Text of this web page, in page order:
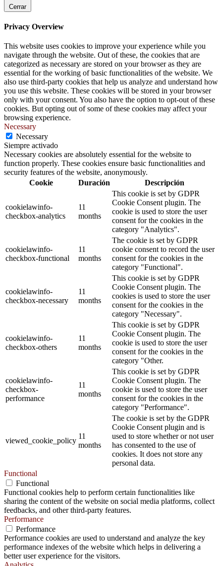
Cerrar
Privacy Overview
This website uses cookies to improve your experience while you
navigate through the website. Out of these, the cookies that are
categorized as necessary are stored on your browser as they are
essential for the working of basic functionalities of the website. We
also use third-party cookies that help us analyze and understand how
you use this website. These cookies will be stored in your browser
only with your consent. You also have the option to opt-out of these
cookies. But opting out of some of these cookies may affect your
browsing experience.
Necessary
Necessary
Siempre activado
Necessary cookies are absolutely essential for the website to
function properly. These cookies ensure basic functionalities and
security features of the website, anonymously.
Cookie
Duración Descripción
cookielawinfo-
checkbox-analytics
11
months
This cookie is set by GDPR
Cookie Consent plugin. The
cookie is used to store the user
consent for the cookies in the
category "Analytics".
cookielawinfo-
checkbox-functional
11
months
The cookie is set by GDPR
cookie consent to record the user
consent for the cookies in the
category "Functional".
cookielawinfo-
checkbox-necessary
11
months
This cookie is set by GDPR
Cookie Consent plugin. The
cookies is used to store the user
consent for the cookies in the
category "Necessary".
cookielawinfo-
checkbox-others
11
months
This cookie is set by GDPR
Cookie Consent plugin. The
cookie is used to store the user
consent for the cookies in the
category "Other.
cookielawinfo-
checkbox-
performance
11
months
This cookie is set by GDPR
Cookie Consent plugin. The
cookie is used to store the user
consent for the cookies in the
category "Performance".
viewed_cookie_policy
11
months
The cookie is set by the GDPR
Cookie Consent plugin and is
used to store whether or not user
has consented to the use of
cookies. It does not store any
personal data.
Functional
Functional
Functional cookies help to perform certain functionalities like
sharing the content of the website on social media platforms, collect
feedbacks, and other third-party features.
Performance
Performance
Performance cookies are used to understand and analyze the key
performance indexes of the website which helps in delivering a
better user experience for the visitors.